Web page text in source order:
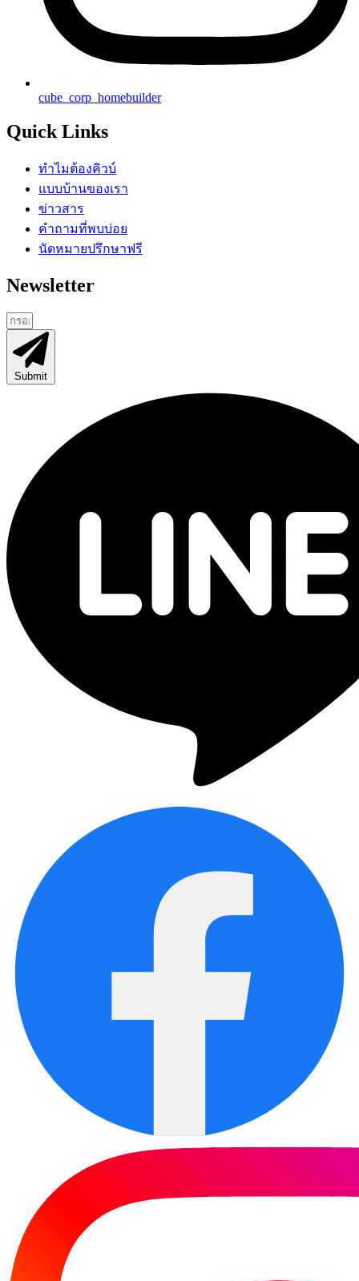
cube_corp_homebuilder
Quick Links
ทำไมต้องคิวบ์
แบบบ้านของเรา
ข่าวสาร
คำถามที่พบบ่อย
นัดหมายปรึกษาฟรี
Newsletter
Submit